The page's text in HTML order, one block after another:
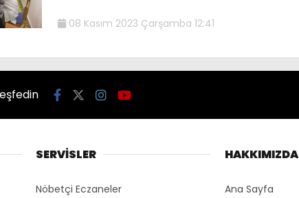
08 Kasım 2023 Çarşamba 12:41
SERVİSLER
Nöbetçi Eczaneler
HAKKIMIZDA
Ana Sayfa